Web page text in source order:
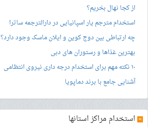
از کجا نهال بخریم؟
استخدام مترجم یار اسپانیایی در دارالترجمه ساترا
چه ارتباطی بین دوج کوین و ایلان ماسک وجود دارد؟
بهترین غذاها و رستوران های دبی
۱۰ نکته مهم برای استخدام درجه داری نیروی انتظامی
آشنایی جامع با برند دماپویا
» استخدام مراکز استانها